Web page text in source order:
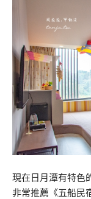
現在日月潭有特色
非常推薦《五船民